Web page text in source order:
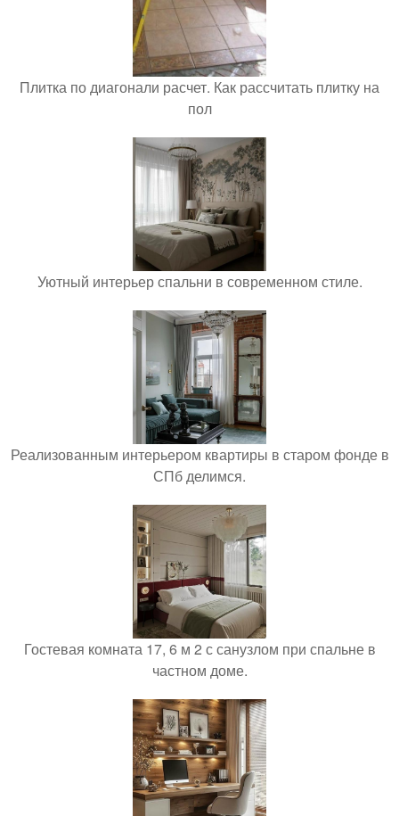
Плитка по диагонали расчет. Как рассчитать плитку на
пол
Уютный интерьер спальни в современном стиле.
Реализованным интерьером квартиры в старом фонде в
СПб делимся.
Гостевая комната 17, 6 м 2 с санузлом при спальне в
частном доме.